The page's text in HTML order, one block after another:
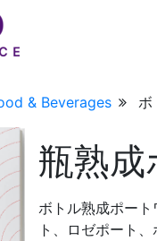
& Beverages ボ
瓶熟成
ボトル熟成ポー
ト、ロゼポート